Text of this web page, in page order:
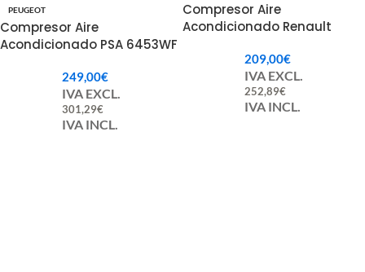
PEUGEOT
Compresor Aire
Acondicionado PSA 6453WF
249,00€
IVA EXCL.
301,29€
IVA INCL.
Compresor Aire
Acondicionado Renault
209,00€
IVA EXCL.
252,89€
IVA INCL.